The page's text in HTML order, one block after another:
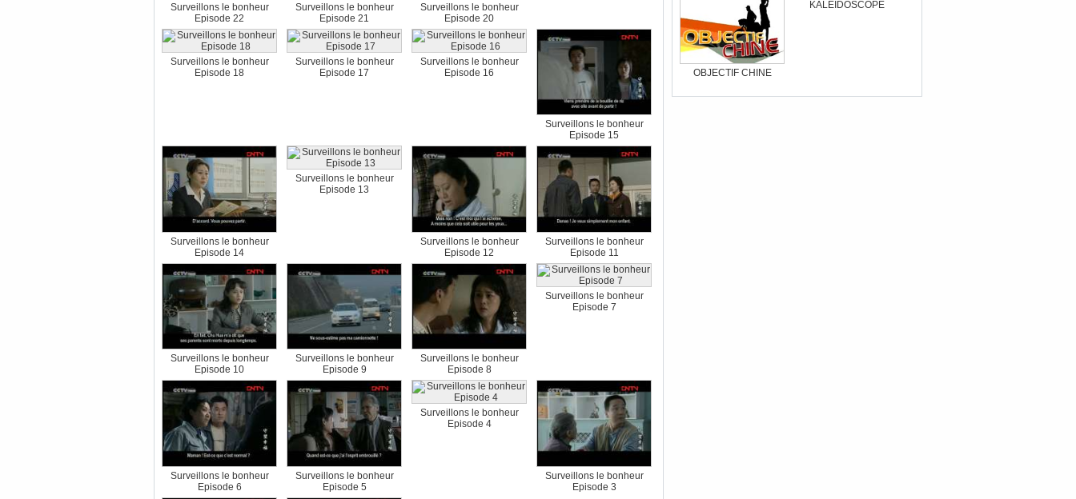
Surveillons le bonheur
Episode 22
Surveillons le bonheur
Episode 21
Surveillons le bonheur
Episode 20
Surveillons le bonheur
Episode 18
Surveillons le bonheur
Episode 17
Surveillons le bonheur
Episode 16
Surveillons le bonheur
Episode 15
Surveillons le bonheur
Episode 14
Surveillons le bonheur
Episode 13
Surveillons le bonheur
Episode 12
Surveillons le bonheur
Episode 11
Surveillons le bonheur
Episode 10
Surveillons le bonheur
Episode 9
Surveillons le bonheur
Episode 8
Surveillons le bonheur
Episode 7
Surveillons le bonheur
Episode 6
Surveillons le bonheur
Episode 5
Surveillons le bonheur
Episode 4
Surveillons le bonheur
Episode 3
OBJECTIF CHINE
KALEIDOSCOPE